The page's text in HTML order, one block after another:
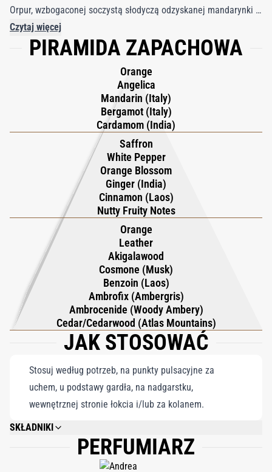
Orpur, wzbogaconej soczystą słodyczą odzyskanej mandarynki i
pomarańczy, podkreśloną aromatyczną świeżością nasion
arcydzięgla i kardamonu. Ta iskrząca się wstępna nuta łagodnie
absolutu kwiatu pomarańczy z Afryki Północnej – splecionego z
egzotycznymi przyprawami, takimi jak indyjskie imbir, cynamon
z Laosu, szafran i subtelny akord orzechowo-owocowy.
Indonezyjski biały pieprz dodaje ostatniego akcentu ciepła,
wzbogacając kwiatowe serce o zmysłową złożoność. W miarę
osadzania się kompozycji ujawnia się ciepła i czysta baza,
łącząca odzyskaną pomarańczę z żywicznym benzoesem z
Laosu, kremowym cedrem i teksturowanym drewnem
Akigalawood. Całość wykończona jest skórzanymi niuansami,
Ambrofixem, Cosmone i Ambrocenidem, tworząc nowoczesny,
bursztynowy ogon, który emanuje pozytywną energią i
elegancją. Bergamot Brother to elegancka równowaga
klarowności cytrusów i głębi przypraw, celebrująca
podnoszącego na duchu ducha bergamotki w komfortowej,
współczesnej bogatości, która pięknie utrzymuje się na skórze.
Czytaj więcej
PIRAMIDA ZAPACHOWA
Orange
Angelica
Mandarin (Italy)
Bergamot (Italy)
Cardamom (India)
Saffron
White Pepper
Orange Blossom
Ginger (India)
Cinnamon (Laos)
Nutty Fruity Notes
Orange
Leather
Akigalawood
Cosmone (Musk)
Benzoin (Laos)
Ambrofix (Ambergris)
Ambrocenide (Woody Ambery)
Cedar/Cedarwood (Atlas Mountains)
JAK STOSOWAĆ
Stosuj według potrzeb, na punkty pulsacyjne za
uchem, u podstawy gardła, na nadgarstku,
wewnętrznej stronie łokcia i/lub za kolanem.
SKŁADNIKI
ALCOHOL DENAT., AQUA (WATER), PARFUM (FRAGRANCE), TETRAMETHYL
ACETYLOCTAHYDRONAPHTHALENES, JUNIPERUS VIRGINIANA OIL,
CITRUS AURANTIUM BERGAMIA PEEL OIL, LIMONENE, LINALYL ACETATE,
PERFUMIARZ